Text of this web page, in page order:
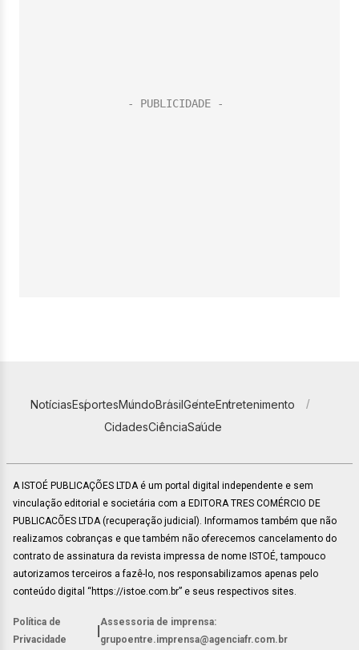
NotíciasEsportesMundoBrasilGenteEntretenimento
CidadesCiênciaSaúde
A ISTOÉ PUBLICAÇÕES LTDA é um portal digital independente e sem
vinculação editorial e societária com a EDITORA TRES COMÉRCIO DE
PUBLICACÕES LTDA (recuperação judicial). Informamos também que não
realizamos cobranças e que também não oferecemos cancelamento do
contrato de assinatura da revista impressa de nome ISTOÉ, tampouco
autorizamos terceiros a fazê-lo, nos responsabilizamos apenas pelo
conteúdo digital “https://istoe.com.br” e seus respectivos sites.
Política de
Privacidade
Assessoria de imprensa:
grupoentre.imprensa@agenciafr.com.br